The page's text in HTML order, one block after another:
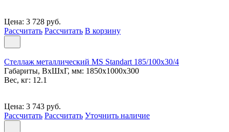
Цена: 3 728 руб.
Рассчитать Рассчитать В корзину
Стеллаж металлический MS Standart 185/100x30/4
Габариты, ВxШxГ, мм: 1850x1000x300
Вес, кг: 12.1
Цена: 3 743 руб.
Рассчитать Рассчитать Уточнить наличие